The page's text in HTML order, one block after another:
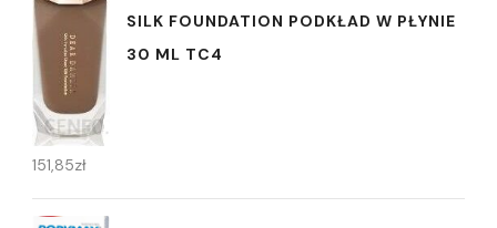
SILK FOUNDATION PODKŁAD W PŁYNIE
30 ML TC4
151,85zł